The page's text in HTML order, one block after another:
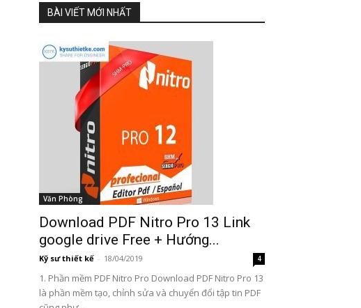
BÀI VIẾT MỚI NHẤT
Văn Phòng
Download PDF Nitro Pro 13 Link
google drive Free + Hướng...
Kỹ sư thiết kế - 18/04/2019 4
1. Phần mềm PDF Nitro Pro Download PDF Nitro Pro 13
là phần mềm tạo, chỉnh sửa và chuyển đổi tập tin PDF